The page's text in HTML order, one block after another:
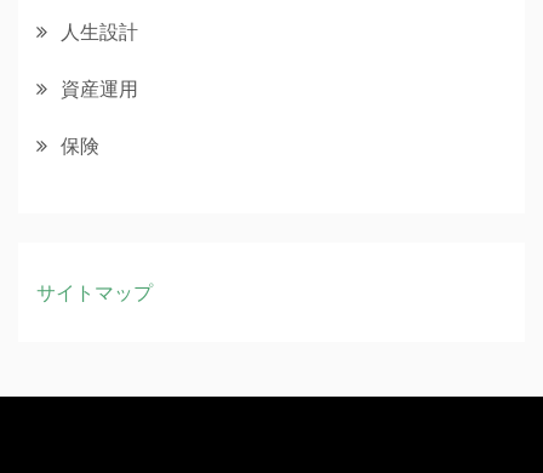
人生設計
資産運用
保険
サイトマップ